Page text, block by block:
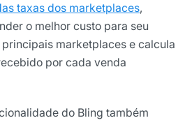
taxas dos marketplaces,
o melhor custo para seu
marketplaces e calcula
por cada venda
do Bling também